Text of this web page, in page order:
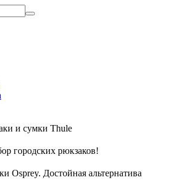
и сумки Thule
городских рюкзаков!
Osprey. Достойная альтернатива